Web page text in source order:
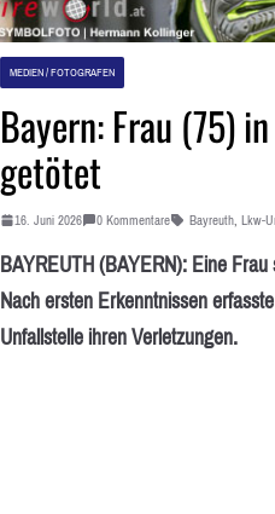
MEDIEN / FOTOGRAFEN
Bayern: Frau (75)
getötet
16. Juni 2026 0 Kommentare Bayreuth, Lkw-
BAYREUTH (BAYERN): Eine
Nach ersten Erkenntnissen
Unfallstelle ihren Verletzungen.